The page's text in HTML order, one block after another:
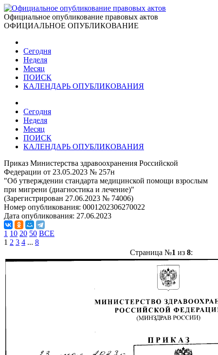
Официальное опубликование правовых актов
ОФИЦИАЛЬНОЕ ОПУБЛИКОВАНИЕ
Сегодня
Неделя
Месяц
ПОИСК
КАЛЕНДАРЬ ОПУБЛИКОВАНИЯ
Сегодня
Неделя
Месяц
ПОИСК
КАЛЕНДАРЬ ОПУБЛИКОВАНИЯ
Приказ Министерства здравоохранения Российской
Федерации от 23.05.2023 № 257н
"Об утверждении стандарта медицинской помощи взрослым
при мигрени (диагностика и лечение)"
(Зарегистрирован 27.06.2023 № 74006)
Номер опубликования: 0001202306270022
Дата опубликования: 27.06.2023
1 10 20 50 ВСЕ
1 2 3 4 ... 8
Страница №1 из 8: